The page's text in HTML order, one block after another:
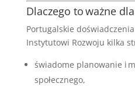
Dlaczego to ważne
Portugalskie
Instytutowi Rozwoju kilka
świadome planowanie i
społecznego,